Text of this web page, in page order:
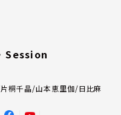
Session
桐千晶/山本恵里伽/日比麻